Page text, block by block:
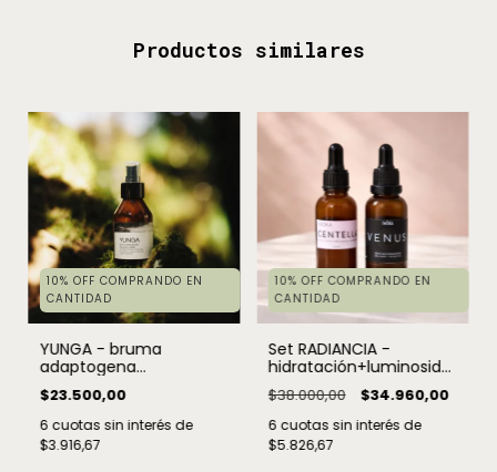
Productos similares
10% OFF COMPRANDO EN
CANTIDAD
YUNGA - bruma
adaptogena
multipropósito
$23.500,00
6 cuotas sin interés de
$3.916,67
10% OFF COMPRANDO EN
CANTIDAD
Set RADIANCIA -
hidratación+luminosidad
natural
$38.000,00 $34.960,00
6 cuotas sin interés de
$5.826,67